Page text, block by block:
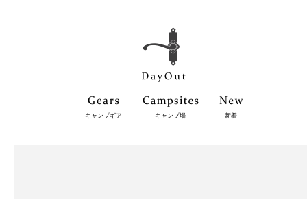
キャンプギア キャンプ場 新着